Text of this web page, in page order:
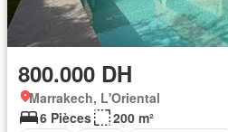
800.000 DH
Marrakech, L'Oriental
6 Pièces
200 m²